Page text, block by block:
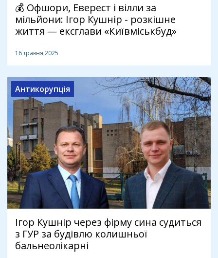
💰 Офшори, Еверест і вілли за
мільйони: Ігор Кушнір - розкішне
життя — ексглави «Київміськбуд»
16 травня 2025
Антикорупція
Ігор Кушнір через фірму сина судиться
з ГУР за будівлю колишньої
бальнеолікарні